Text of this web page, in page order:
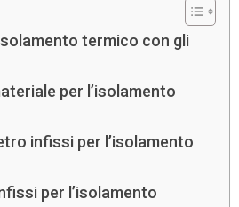
termico con gli
per l’isolamento
infissi per l’isolamento
per l’isolamento